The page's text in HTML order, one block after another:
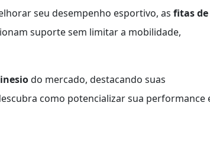
seu desempenho esportivo, as fitas de
suporte sem limitar a mobilidade,
do mercado, destacando suas
como potencializar sua performance